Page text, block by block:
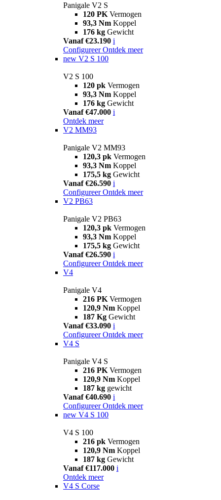
Panigale V2 S
120 PK Vermogen
93,3 Nm Koppel
176 kg Gewicht
Vanaf €23.190 i
Configureer Ontdek meer
new V2 S 100
V2 S 100
120 pk Vermogen
93,3 Nm Koppel
176 kg Gewicht
Vanaf €47.000 i
Ontdek meer
V2 MM93
Panigale V2 MM93
120,3 pk Vermogen
93,3 Nm Koppel
175,5 kg Gewicht
Vanaf €26.590 i
Configureer Ontdek meer
V2 PB63
Panigale V2 PB63
120,3 pk Vermogen
93,3 Nm Koppel
175,5 kg Gewicht
Vanaf €26.590 i
Configureer Ontdek meer
V4
Panigale V4
216 PK Vermogen
120,9 Nm Koppel
187 Kg Gewicht
Vanaf €33.090 i
Configureer Ontdek meer
V4 S
Panigale V4 S
216 PK Vermogen
120,9 Nm Koppel
187 kg gewicht
Vanaf €40.690 i
Configureer Ontdek meer
new V4 S 100
V4 S 100
216 pk Vermogen
120,9 Nm Koppel
187 kg Gewicht
Vanaf €117.000 i
Ontdek meer
V4 S Corse